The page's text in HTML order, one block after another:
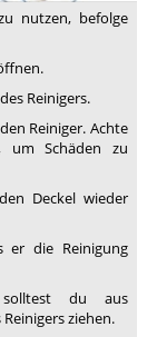
nutzen, befolge
Reinigers.
Reiniger. Achte
um Schäden zu
Deckel wieder
er die Reinigung
du aus
ziehen.